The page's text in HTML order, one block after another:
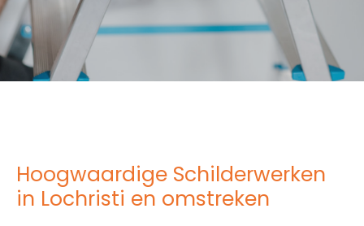
Hoogwaardige Schilderwerken
in Lochristi en omstreken